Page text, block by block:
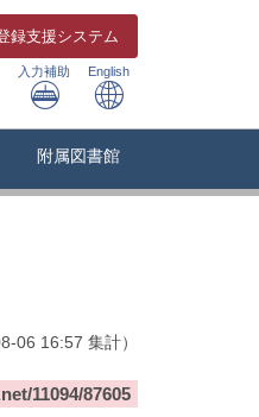
録支援システム
入力補助 English
附属図書館
06 16:57 集計）
11094/87605